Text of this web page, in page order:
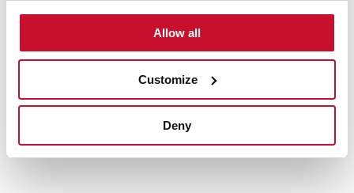
Allow all
Customize
Deny